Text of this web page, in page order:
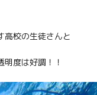
高校の生徒さんと
度は好調！！